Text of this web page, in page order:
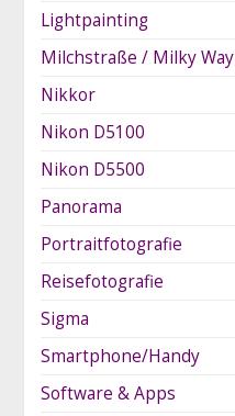
Lightpainting
Milchstraße / Milky Way
Nikkor
Nikon D5100
Nikon D5500
Panorama
Portraitfotografie
Reisefotografie
Sigma
Smartphone/Handy
Software & Apps